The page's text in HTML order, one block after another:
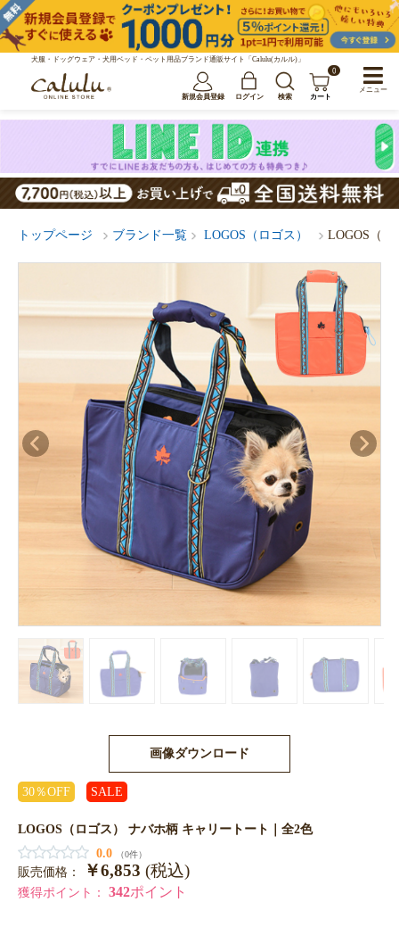
犬服・ドッグウェア・犬用ベッド・ペット用品ブランド通販サイト「Calulu(カルル)」
新規会員登録 ログイン 検索
0
カート
トップページ ブランド一覧 LOGOS（ロゴス） LOGOS（
画像ダウンロード
30％OFF SALE
LOGOS（ロゴス） ナバホ柄 キャリートート｜全2色
0.0
（0件）
販売価格： ￥6,853 (税込)
獲得ポイント： 342ポイント
メニュー